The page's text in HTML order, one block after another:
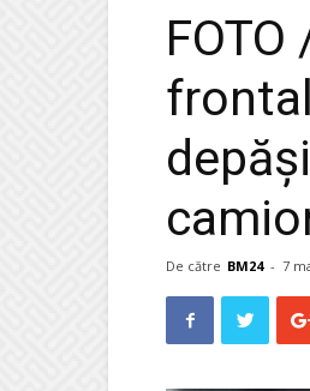
De către BM24 - 7